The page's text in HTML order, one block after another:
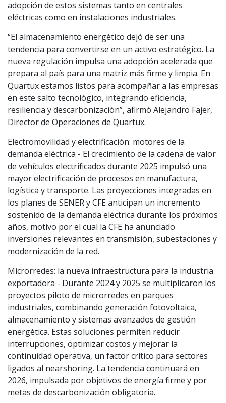
adopción de estos sistemas tanto en centrales
eléctricas como en instalaciones industriales.
“El almacenamiento energético dejó de ser una
tendencia para convertirse en un activo estratégico. La
nueva regulación impulsa una adopción acelerada que
prepara al país para una matriz más firme y limpia. En
Quartux estamos listos para acompañar a las empresas
en este salto tecnológico, integrando eficiencia,
resiliencia y descarbonización”, afirmó Alejandro Fajer,
Director de Operaciones de Quartux.
Electromovilidad y electrificación: motores de la
demanda eléctrica - El crecimiento de la cadena de valor
de vehículos electrificados durante 2025 impulsó una
mayor electrificación de procesos en manufactura,
logística y transporte. Las proyecciones integradas en
los planes de SENER y CFE anticipan un incremento
sostenido de la demanda eléctrica durante los próximos
años, motivo por el cual la CFE ha anunciado
inversiones relevantes en transmisión, subestaciones y
modernización de la red.
Microrredes: la nueva infraestructura para la industria
exportadora - Durante 2024 y 2025 se multiplicaron los
proyectos piloto de microrredes en parques
industriales, combinando generación fotovoltaica,
almacenamiento y sistemas avanzados de gestión
energética. Estas soluciones permiten reducir
interrupciones, optimizar costos y mejorar la
continuidad operativa, un factor crítico para sectores
ligados al nearshoring. La tendencia continuará en
2026, impulsada por objetivos de energía firme y por
metas de descarbonización obligatoria.